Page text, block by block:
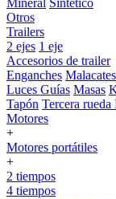
Mineral Sintético
Otros
Trailers
2 ejes 1 eje
Accesorios de trailer
Enganches Malacates
Luces Guías Masas
Tapón Tercera rueda
Motores
+
Motores portátiles
+
2 tiempos
4 tiempos